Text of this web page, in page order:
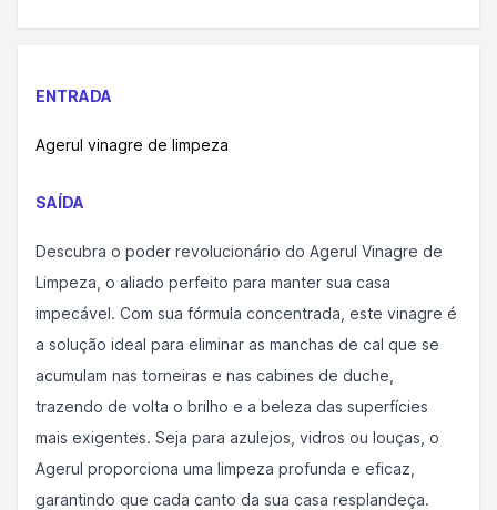
ENTRADA
Agerul vinagre de limpeza
SAÍDA
Descubra o poder revolucionário do Agerul Vinagre de
Limpeza, o aliado perfeito para manter sua casa
impecável. Com sua fórmula concentrada, este vinagre é
a solução ideal para eliminar as manchas de cal que se
acumulam nas torneiras e nas cabines de duche,
trazendo de volta o brilho e a beleza das superfícies
mais exigentes. Seja para azulejos, vidros ou louças, o
Agerul proporciona uma limpeza profunda e eficaz,
garantindo que cada canto da sua casa resplandeça.